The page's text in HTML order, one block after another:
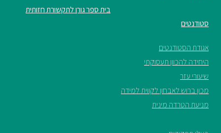
בית ספר גורן לתקשורת חזותית
סטודנטים
אגודת הסטודנטים
היחידה להכוון תעסוקתי
שיעורי עזר
מכון ברוש לאבחון לקווית למידה
מניעת הטרדה מינית